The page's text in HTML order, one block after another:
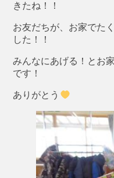
きたね！！
お友だちが、お家でた
した！！
みんなにあげる！とお
です！
ありがとう